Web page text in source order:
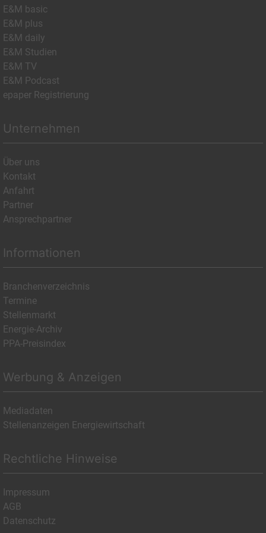
E&M basic
E&M plus
E&M daily
E&M Studien
E&M TV
E&M Podcast
epaper Registrierung
Unternehmen
Über uns
Kontakt
Anfahrt
Partner
Ansprechpartner
Informationen
Branchenverzeichnis
Termine
Stellenmarkt
Energie-Archiv
PPA-Preisindex
Werbung & Anzeigen
Mediadaten
Stellenanzeigen Energiewirtschaft
Rechtliche Hinweise
Impressum
AGB
Datenschutz